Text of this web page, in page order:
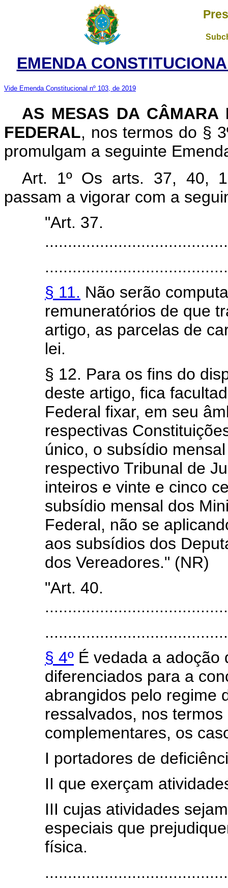
EMENDA
Vide Emenda Constitucional nº 103, de 2019
AS MESAS DA CÂMARA
FEDERAL, nos termos do §
promulgam a seguinte
Art. 1º Os arts. 37, 40,
passam a vigorar com a
"Art. 37.
§ 11. Não serão
remuneratórios de que
artigo, as parcelas de
lei.
§ 12. Para os fins do
deste artigo, fica
Federal fixar, em seu
respectivas
único, o subsídio
respectivo Tribunal de
inteiros e vinte e cinco
subsídio mensal dos
Federal, não se
aos subsídios dos
dos Vereadores." (NR)
"Art. 40.
§ 4º É vedada a adoção
diferenciados para a
abrangidos pelo regime
ressalvados, nos
complementares, os
I portadores de
II que exerçam
III cujas atividades
especiais que
física.